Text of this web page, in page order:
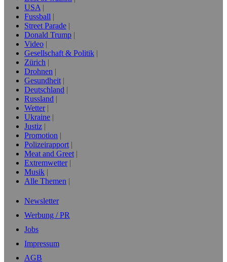
USA
Fussball
Street Parade
Donald Trump
Video
Gesellschaft & Politik
Zürich
Drohnen
Gesundheit
Deutschland
Russland
Wetter
Ukraine
Justiz
Promotion
Polizeirapport
Meat and Greet
Extremwetter
Musik
Alle Themen
Newsletter
Werbung / PR
Jobs
Impressum
AGB